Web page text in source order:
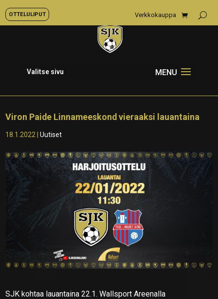
OTTELULIPUT Verkkokauppa
Valitse sivu
Viron Paide Linnameeskond vieraaksi lauantaina
18.1.2022 |Uutiset
SJK kohtaa lauantaina 22.1. Wallsport Areenalla